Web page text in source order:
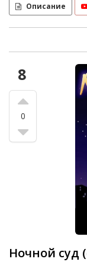
Описание
8
0
Ночной суд